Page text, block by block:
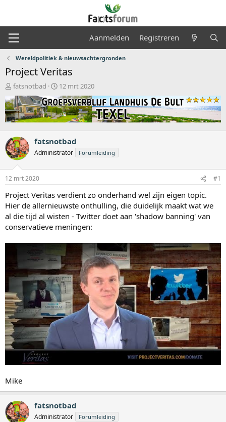
Aanmelden Registreren
Wereldpolitiek & nieuwsachtergronden
Project Veritas
O
n
d
e
r
e
r
p
s
t
a
r
t
e
r
fatsnotbad
S
t
a
r
t
a
t
m
12 mrt 2020
fatsnotbad
Administrator Forumleiding
12 mrt 2020 #1
Project Veritas verdient zo onderhand wel zijn eigen topic.
Hier de allernieuwste onthulling, die duidelijk maakt wat we
al die tijd al wisten - Twitter doet aan 'shadow banning' van
conservatieve meningen:
Mike
fatsnotbad
Administrator Forumleiding